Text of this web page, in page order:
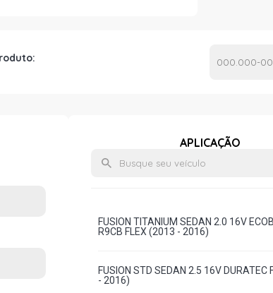
APLICAÇÃO
FUSION TITANIUM SEDAN 2.0 16V
R9CB FLEX (2013 - 2016)
FUSION STD SEDAN 2.5 16V DURATEC
- 2016)